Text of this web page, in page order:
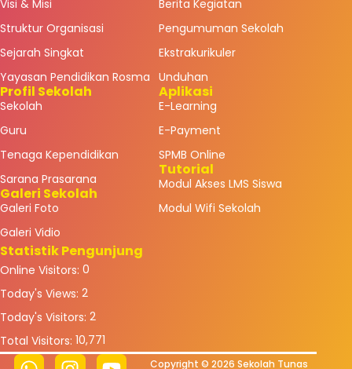
Visi & Misi
Struktur Organisasi
Sejarah Singkat
Yayasan Pendidikan Rosma
Profil Sekolah
Sekolah
Guru
Tenaga Kependidikan
Sarana Prasarana
Galeri Sekolah
Galeri Foto
Galeri Vidio
Berita Kegiatan
Pengumuman Sekolah
Ekstrakurikuler
Unduhan
Aplikasi
E-Learning
E-Payment
SPMB Online
Tutorial
Modul Akses LMS Siswa
Modul Wifi Sekolah
Statistik Pengunjung
Online Visitors: 0
Today's Views: 2
Today's Visitors: 2
Total Visitors: 10,771
Copyright © 2026 Sekolah Tunas